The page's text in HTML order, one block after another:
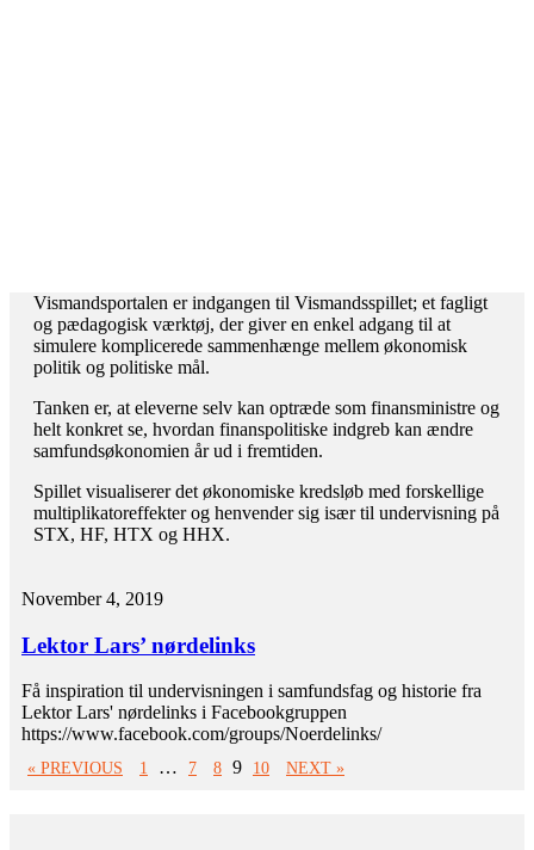
Vismandsportalen er indgangen til Vismandsspillet; et fagligt
og pædagogisk værktøj, der giver en enkel adgang til at
simulere komplicerede sammenhænge mellem økonomisk
politik og politiske mål.
Tanken er, at eleverne selv kan optræde som finansministre og
helt konkret se, hvordan finanspolitiske indgreb kan ændre
samfundsøkonomien år ud i fremtiden.
Spillet visualiserer det økonomiske kredsløb med forskellige
multiplikatoreffekter og henvender sig især til undervisning på
STX, HF, HTX og HHX.
November 4, 2019
Lektor Lars’ nørdelinks
Få inspiration til undervisningen i samfundsfag og historie fra
Lektor Lars' nørdelinks i Facebookgruppen
https://www.facebook.com/groups/Noerdelinks/
« PREVIOUS 1 … 7 8 9 10 NEXT »